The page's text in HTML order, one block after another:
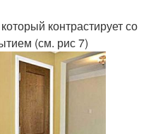
контрастирует со
(см. рис 7)